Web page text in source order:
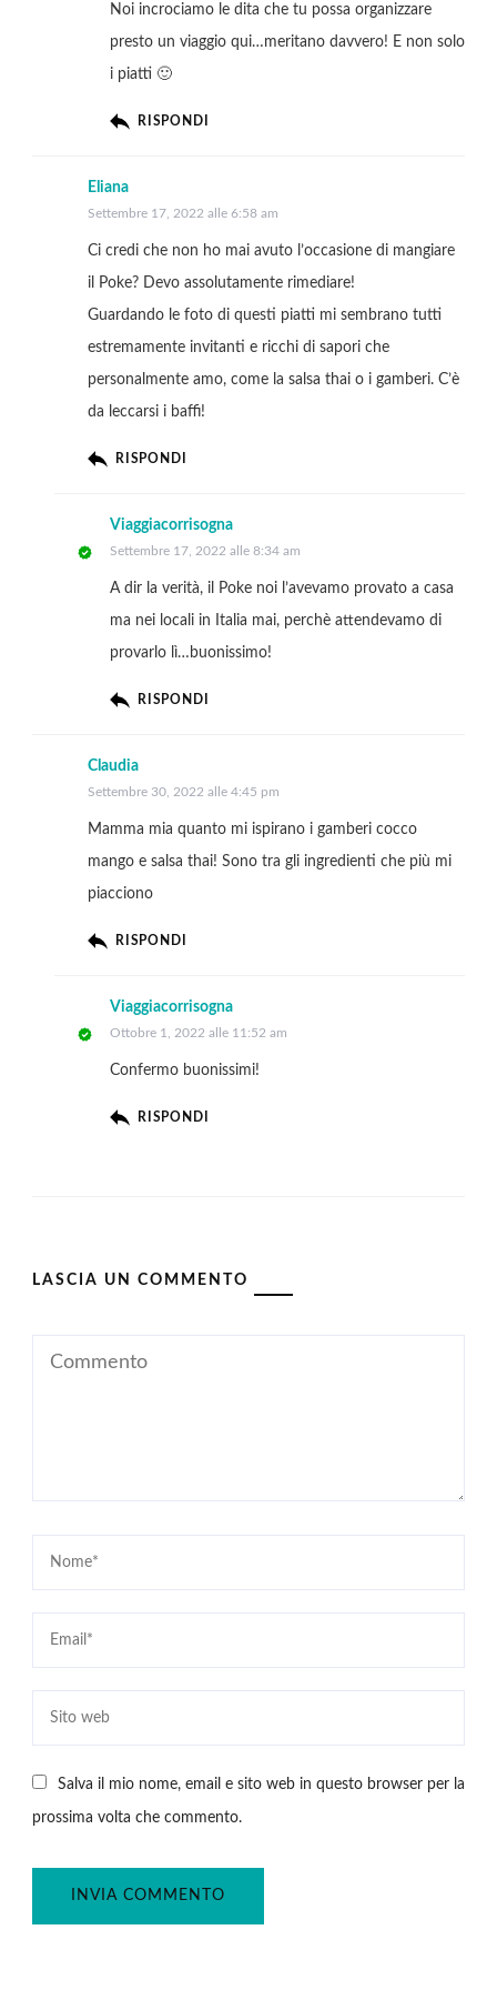
Noi incrociamo le dita che tu possa organizzare
presto un viaggio qui…meritano davvero! E non solo
i piatti 🙂
RISPONDI
Eliana
Settembre 17, 2022 alle 6:58 am
Ci credi che non ho mai avuto l’occasione di mangiare
il Poke? Devo assolutamente rimediare!
Guardando le foto di questi piatti mi sembrano tutti
estremamente invitanti e ricchi di sapori che
personalmente amo, come la salsa thai o i gamberi. C’è
da leccarsi i baffi!
RISPONDI
Viaggiacorrisogna
Settembre 17, 2022 alle 8:34 am
A dir la verità, il Poke noi l’avevamo provato a casa
ma nei locali in Italia mai, perchè attendevamo di
provarlo lì…buonissimo!
RISPONDI
Claudia
Settembre 30, 2022 alle 4:45 pm
Mamma mia quanto mi ispirano i gamberi cocco
mango e salsa thai! Sono tra gli ingredienti che più mi
piacciono
RISPONDI
Viaggiacorrisogna
Ottobre 1, 2022 alle 11:52 am
Confermo buonissimi!
RISPONDI
LASCIA UN COMMENTO
Salva il mio nome, email e sito web in questo browser per la
prossima volta che commento.